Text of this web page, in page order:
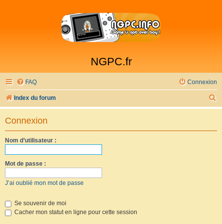
NGPC.fr
FAQ Connexion
Index du forum
e
Connexion
Nom d’utilisateur :
Mot de passe :
J’ai oublié mon mot de passe
Se souvenir de moi
Cacher mon statut en ligne pour cette session